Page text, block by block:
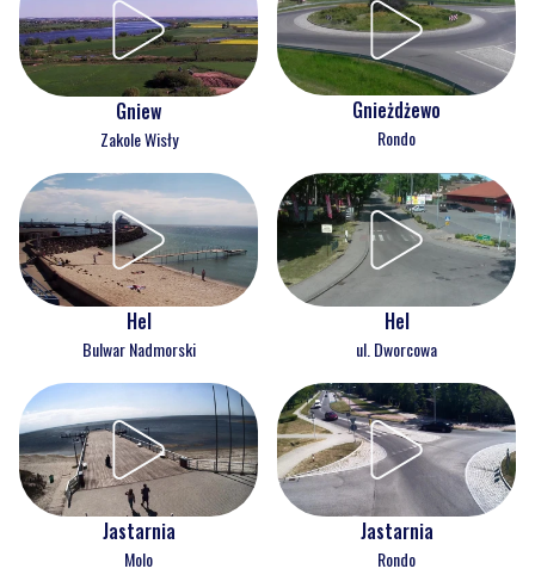
Gniew
Zakole Wisły
Gnieżdżewo
Rondo
Hel
Bulwar Nadmorski
Hel
ul. Dworcowa
Jastarnia
Molo
Jastarnia
Rondo